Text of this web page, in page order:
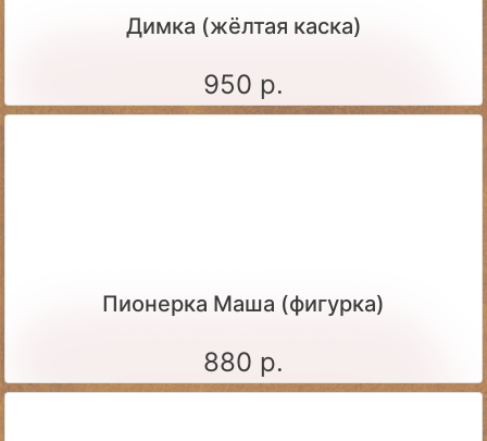
Димка (жёлтая каска)
950 р.
Пионерка Маша (фигурка)
880 р.